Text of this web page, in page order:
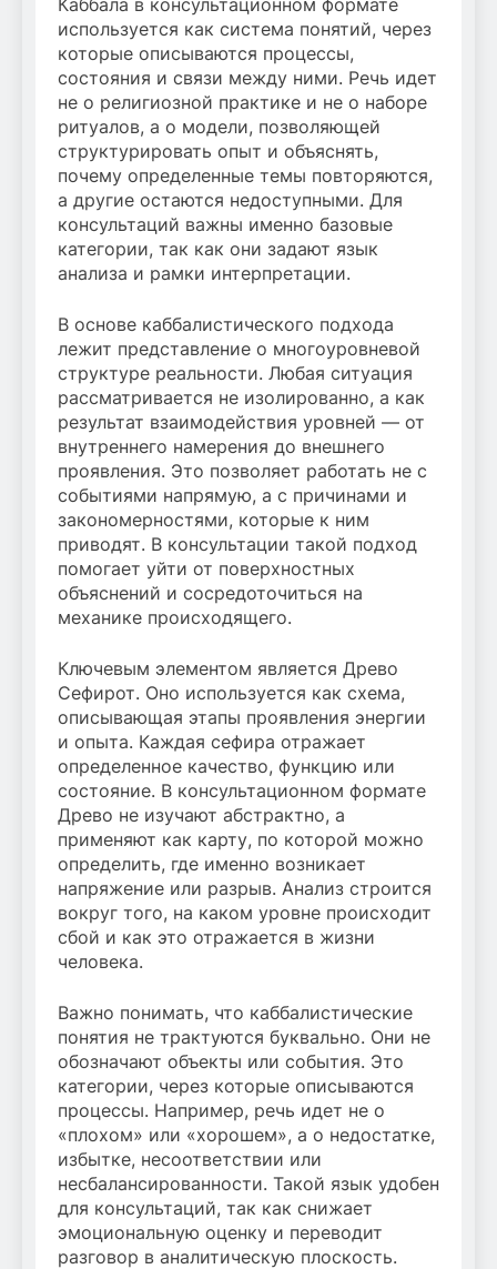
используется как система понятий, через
которые описываются процессы,
состояния и связи между ними. Речь идет
не о религиозной практике и не о наборе
ритуалов, а о модели, позволяющей
структурировать опыт и объяснять,
почему определенные темы повторяются,
а другие остаются недоступными. Для
консультаций важны именно базовые
категории, так как они задают язык
анализа и рамки интерпретации.
В основе каббалистического подхода
лежит представление о многоуровневой
структуре реальности. Любая ситуация
рассматривается не изолированно, а как
результат взаимодействия уровней — от
внутреннего намерения до внешнего
проявления. Это позволяет работать не с
событиями напрямую, а с причинами и
закономерностями, которые к ним
приводят. В консультации такой подход
помогает уйти от поверхностных
объяснений и сосредоточиться на
механике происходящего.
Ключевым элементом является Древо
Сефирот. Оно используется как схема,
описывающая этапы проявления энергии
и опыта. Каждая сефира отражает
определенное качество, функцию или
состояние. В консультационном формате
Древо не изучают абстрактно, а
применяют как карту, по которой можно
определить, где именно возникает
напряжение или разрыв. Анализ строится
вокруг того, на каком уровне происходит
сбой и как это отражается в жизни
человека.
Важно понимать, что каббалистические
понятия не трактуются буквально. Они не
обозначают объекты или события. Это
категории, через которые описываются
процессы. Например, речь идет не о
«плохом» или «хорошем», а о недостатке,
избытке, несоответствии или
несбалансированности. Такой язык удобен
для консультаций, так как снижает
эмоциональную оценку и переводит
разговор в аналитическую плоскость.